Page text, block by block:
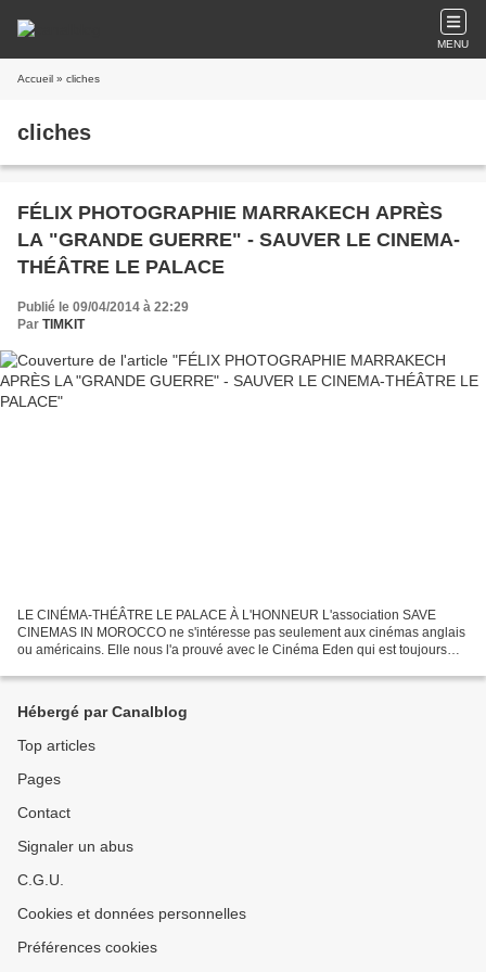
MENU
Accueil » cliches
cliches
FÉLIX PHOTOGRAPHIE MARRAKECH APRÈS
LA "GRANDE GUERRE" - SAUVER LE CINEMA-
THÉÂTRE LE PALACE
Publié le 09/04/2014 à 22:29
Par TIMKIT
LE CINÉMA-THÉÂTRE LE PALACE À L'HONNEUR L'association SAVE
CINEMAS IN MOROCCO ne s'intéresse pas seulement aux cinémas anglais
ou américains. Elle nous l'a prouvé avec le Cinéma Eden qui est toujours
Hébergé par Canalblog
Top articles
Pages
Contact
Signaler un abus
C.G.U.
Cookies et données personnelles
Préférences cookies